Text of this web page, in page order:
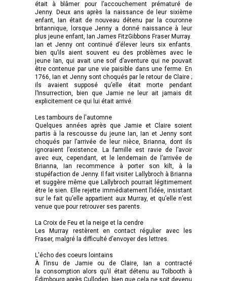
était à blâmer pour l’accouchement prématuré de
Jenny. Deux ans après la naissance de leur sixième
enfant, Ian était de nouveau détenu par la couronne
britannique, lorsque Jenny a donné naissance à leur
plus jeune enfant, Ian James FitzGibbons Fraser Murray.
Ian et Jenny ont continué d’élever leurs six enfants.
bien qu’ils aient souvent eu des problèmes avec le
jeune Ian, qui avait une soif d’aventure qui ne pouvait
être contenue par une vie paisible dans une ferme. En
1766, Ian et Jenny sont choqués par le retour de Claire ;
ils avaient supposé qu’elle était morte pendant
l’Insurrection, bien que Jamie ne leur ait jamais dit
explicitement ce qui lui était arrivé.
Les tambours de l'automne
Quelques années après que Jamie et Claire soient
partis à la rescousse du jeune Ian, Ian et Jenny sont
choqués par l’arrivée de leur nièce, Brianna, dont ils
ignoraient l’existence. La famille est ravie de l’avoir
avec eux, cependant, et le lendemain de l’arrivée de
Brianna, Ian recommence à porter son kilt, à la
stupéfaction de Jenny. Il fait visiter Lallybroch à Brianna
et suggère même que Lallybroch pourrait légitimement
être le sien. Elle rejette immédiatement l’idée, insistant
sur le fait qu’elle appartient aux Murray, et qu’elle n’est
venue que pour retrouver ses parents.
La Croix de Feu et la neige et la cendre
Les Murray restèrent en contact régulier avec les
Fraser, malgré la difficulté d’envoyer des lettres.
L'écho des coeurs lointains
À l’insu de Jamie ou de Claire, Ian a contracté
la consomption alors qu’il était détenu au Tolbooth à
Édimbourg après Culloden, bien que cela ne soit devenu